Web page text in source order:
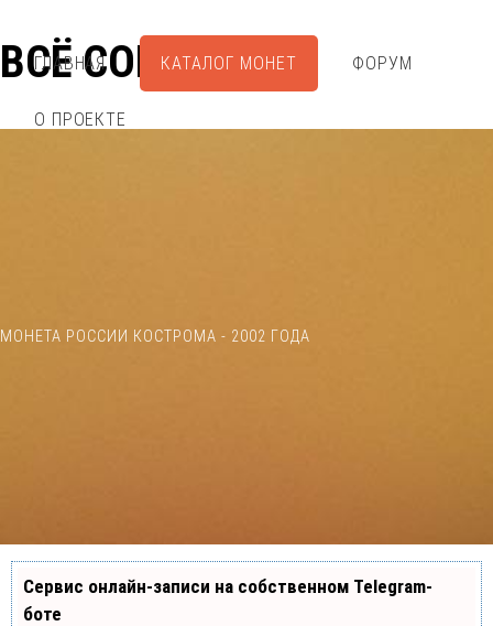
ВСЁ СОБРАЛ
ГЛАВНАЯ КАТАЛОГ МОНЕТ ФОРУМ
О ПРОЕКТЕ
МОНЕТА РОССИИ КОСТРОМА - 2002 ГОДА
Сервис онлайн-записи на собственном Telegram-
боте